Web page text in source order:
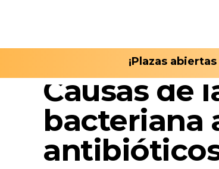
¡Plazas
Causas de
bacteriana